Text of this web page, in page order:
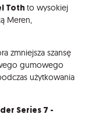
Toth to wysokiej
Meren,
zmniejsza szansę
gumowego
użytkowania
Series 7 -